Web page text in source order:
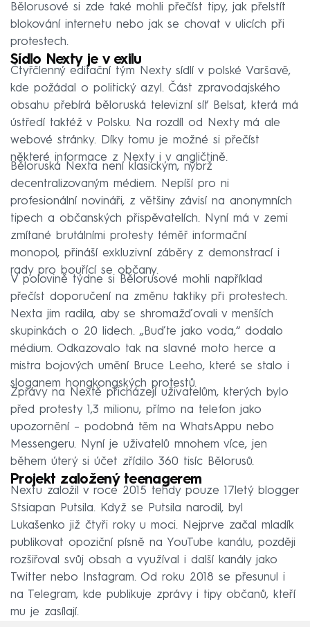
Bělorusové si zde také mohli přečíst tipy, jak přelstít
blokování internetu nebo jak se chovat v ulicích při
protestech.
Sídlo Nexty je v exilu
Čtyřčlenný editační tým Nexty sídlí v polské Varšavě,
kde požádal o politický azyl. Část zpravodajského
obsahu přebírá běloruská televizní síť Belsat, která má
ústředí taktéž v Polsku. Na rozdíl od Nexty má ale
webové stránky. Díky tomu je možné si přečíst
některé informace z Nexty i v angličtině.
Běloruská Nexta není klasickým, nýbrž
decentralizovaným médiem. Nepíší pro ni
profesionální novináři, z většiny závisí na anonymních
tipech a občanských přispěvatelích. Nyní má v zemi
zmítané brutálními protesty téměř informační
monopol, přináší exkluzivní záběry z demonstrací i
rady pro bouřící se občany.
V polovině týdne si Bělorusové mohli například
přečíst doporučení na změnu taktiky při protestech.
Nexta jim radila, aby se shromažďovali v menších
skupinkách o 20 lidech. „Buďte jako voda,“ dodalo
médium. Odkazovalo tak na slavné moto herce a
mistra bojových umění Bruce Leeho, které se stalo i
sloganem hongkongských protestů.
Zprávy na Nextě přicházejí uživatelům, kterých bylo
před protesty 1,3 milionu, přímo na telefon jako
upozornění –⁠ podobná těm na WhatsAppu nebo
Messengeru. Nyní je uživatelů mnohem více, jen
během úterý si účet zřídilo 360 tisíc Bělorusů.
Projekt založený teenagerem
Nextu založil v roce 2015 tehdy pouze 17letý blogger
Stsiapan Putsila. Když se Putsila narodil, byl
Lukašenko již čtyři roky u moci. Nejprve začal mladík
publikovat opoziční písně na YouTube kanálu, později
rozšiřoval svůj obsah a využíval i další kanály jako
Twitter nebo Instagram. Od roku 2018 se přesunul i
na Telegram, kde publikuje zprávy i tipy občanů, kteří
mu je zasílají.